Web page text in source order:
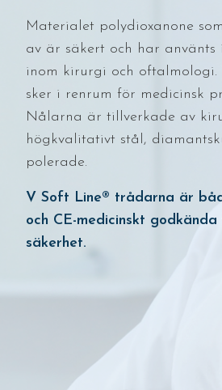
Materialet polydioxanone
av är säkert och har
inom kirurgi och oftalmologi.
sker i renrum för medicinsk
Nålarna är tillverkade av
högkvalitativt stål,
polerade.
V Soft Line® trådarna är
och CE-medicinskt
säkerhet.